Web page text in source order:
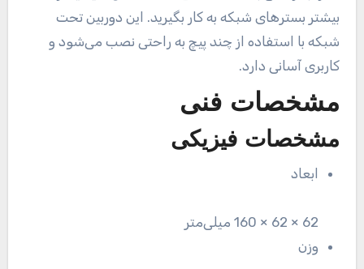
بیشتر بسترهای شبکه به کار بگیرید. این دوربین تحت
شبکه با استفاده از چند پیچ به راحتی نصب می‌شود و
کاربری آسانی دارد.
مشخصات فنی
مشخصات فیزیکی
ابعاد
62 × 62 × 160 میلی‌متر
وزن